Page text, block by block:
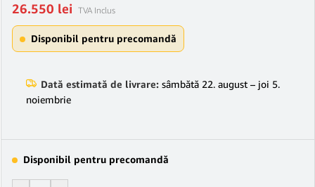
26.550 lei TVA Inclus
Disponibil pentru precomandă
Dată estimată de livrare: sâmbătă 22. august – joi 5.
noiembrie
Disponibil pentru precomandă